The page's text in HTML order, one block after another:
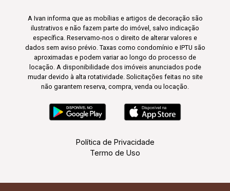
A Ivan informa que as mobílias e artigos de decoração são
ilustrativos e não fazem parte do imóvel, salvo indicação
específica. Reservamo-nos o direito de alterar valores e
dados sem aviso prévio. Taxas como condomínio e IPTU são
aproximadas e podem variar ao longo do processo de
locação. A disponibilidade dos imóveis anunciados pode
mudar devido à alta rotatividade. Solicitações feitas no site
não garantem reserva, compra, venda ou locação.
Política de Privacidade
Termo de Uso